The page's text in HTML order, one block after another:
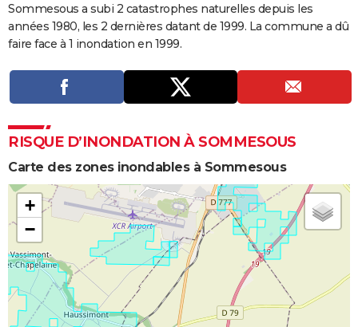
Dictionnaire
Biographies
Citations
Expressions
Proverbes
PROGRAMME TV
COPAINS D'AVANT
S'inscrire
Se connecter
Lycées
Collèges
Primaires
Universités
Entreprises
Service militaire
Avis de recherche
AVIS DE DÉCÈS
Bricolage
Lifestyle
Culture
Sport
Auto
Television
Voyage
Cinema
Sommesous a subi 2 catastrophes naturelles depuis les
années 1980, les 2 dernières datant de 1999. La commune a dû
faire face à 1 inondation en 1999.
RISQUE D’INONDATION À SOMMESOUS
Carte des zones inondables à Sommesous
+
−